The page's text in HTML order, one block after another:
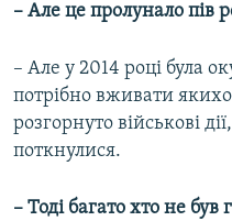
– Але це пролунало пів
– Але у 2014 році була
потрібно вживати
розгорнуто військові
поткнулися.
– Тоді багато хто не був